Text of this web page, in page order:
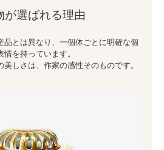
が選ばれる理由
品とは異なり、一個体ごとに明確な個
情を持っています。
しさは、作家の感性そのものです。